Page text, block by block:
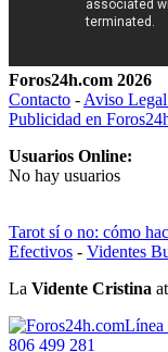
Foros24h.com 2026
Contacto - Aviso
Publicidad en
Usuarios Online:
No hay usuarios
Tarot sí o no: cómo
Efectivos - Videntes
La Vidente Cristina
Línea
806 499 281